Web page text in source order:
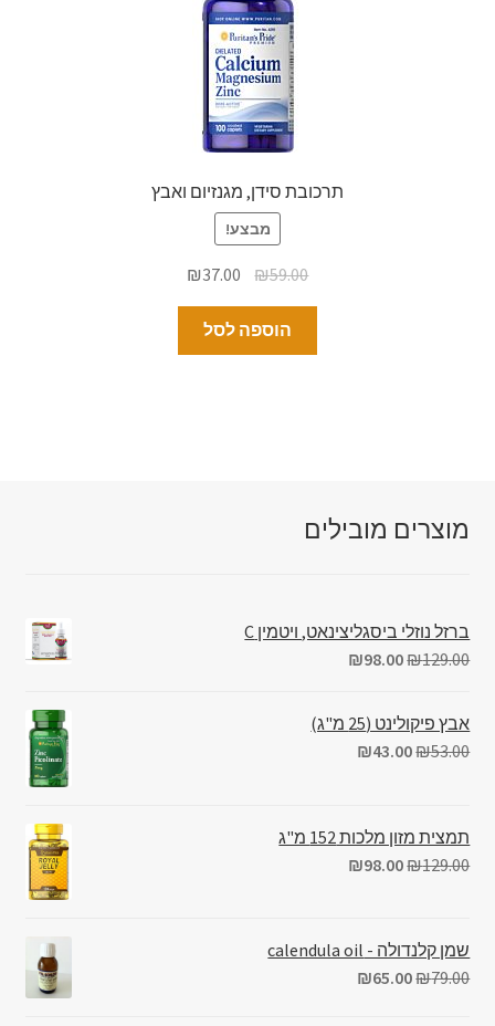
תרכובת סידן, מגנזיום ואבץ
מבצע!
₪59.00
₪37.00
הוספה לסל
מוצרים מובילים
ברזל נוזלי ביסגליצינאט, ויטמין C
₪129.00
₪98.00
אבץ פיקולינט (25 מ"ג)
₪53.00
₪43.00
תמצית מזון מלכות 152 מ"ג
₪129.00
₪98.00
שמן קלנדולה - calendula oil
₪79.00
₪65.00